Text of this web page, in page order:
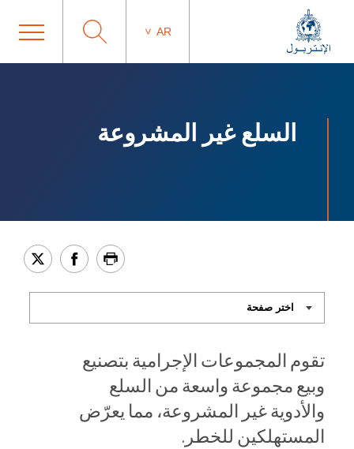
AR
السلع غير المشروعة
تقوم المجموعات الإجرامية بتصنيع
وبيع مجموعة واسعة من السلع
والأدوية غير المشروعة، مما يعرّض
المستهلكين للخطر.